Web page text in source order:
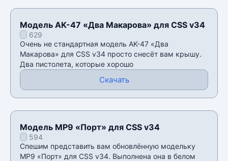
Модель AK-47 «Два Макарова» для CSS v34
629
Очень не стандартная модель AK-47 «Два
Макарова» для CSS v34 просто снесёт вам крышу.
Два пистолета, которые хорошо
Скачать
Модель MP9 «Порт» для CSS v34
594
Спешим представить вам обновлённую модельку
MP9 «Порт» для CSS v34. Выполнена она в белом